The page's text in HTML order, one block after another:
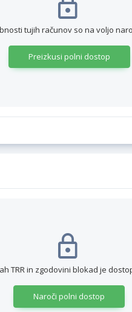
tujih računov so na voljo
Preizkusi polni dostop
TRR in zgodovini blokad je
Naroči polni dostop